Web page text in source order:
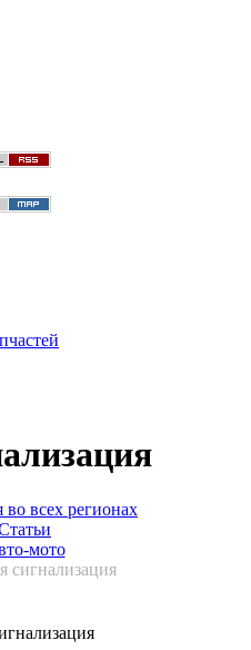
всех регионах
мото
сигнализация